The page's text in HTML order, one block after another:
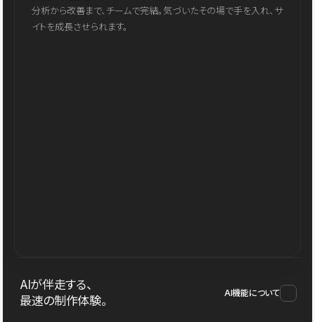
分析から改善まで、チームで完結。気づいたその場で手を入れ、サ
イトを成長させられます。
AIが伴走する、
最速の制作体験。
AI機能について